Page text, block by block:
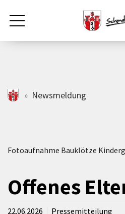
Zum Hauptinhalt springen
Rathaus & Politik
Tourismus
Freizeit & Kultur
schmallenberg.de
Newsmeldung
Fotoaufnahme Bauklötze
Offenes
22.06.2026 Pressemitteilung